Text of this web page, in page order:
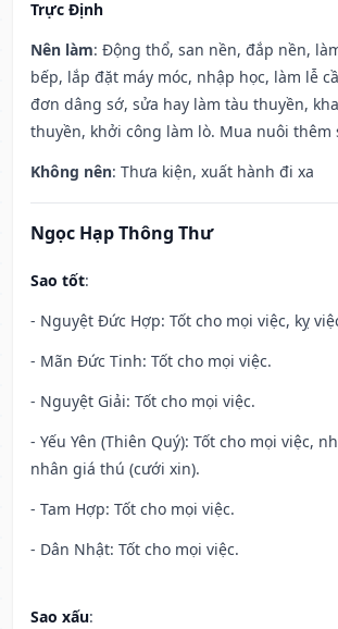
Trực Định
Nên làm: Động thổ, san nền, đắp nền,
bếp, lắp đặt máy móc, nhập học, làm lễ
đơn dâng sớ, sửa hay làm tàu thuyền,
thuyền, khởi công làm lò. Mua nuôi thêm
Không nên: Thưa kiện, xuất hành đi xa
Ngọc Hạp Thông Thư
Sao tốt:
- Nguyệt Đức Hợp: Tốt cho mọi việc, kỵ
- Mãn Đức Tinh: Tốt cho mọi việc.
- Nguyệt Giải: Tốt cho mọi việc.
- Yếu Yên (Thiên Quý): Tốt cho mọi việc,
nhân giá thú (cưới xin).
- Tam Hợp: Tốt cho mọi việc.
- Dân Nhật: Tốt cho mọi việc.
Sao xấu: